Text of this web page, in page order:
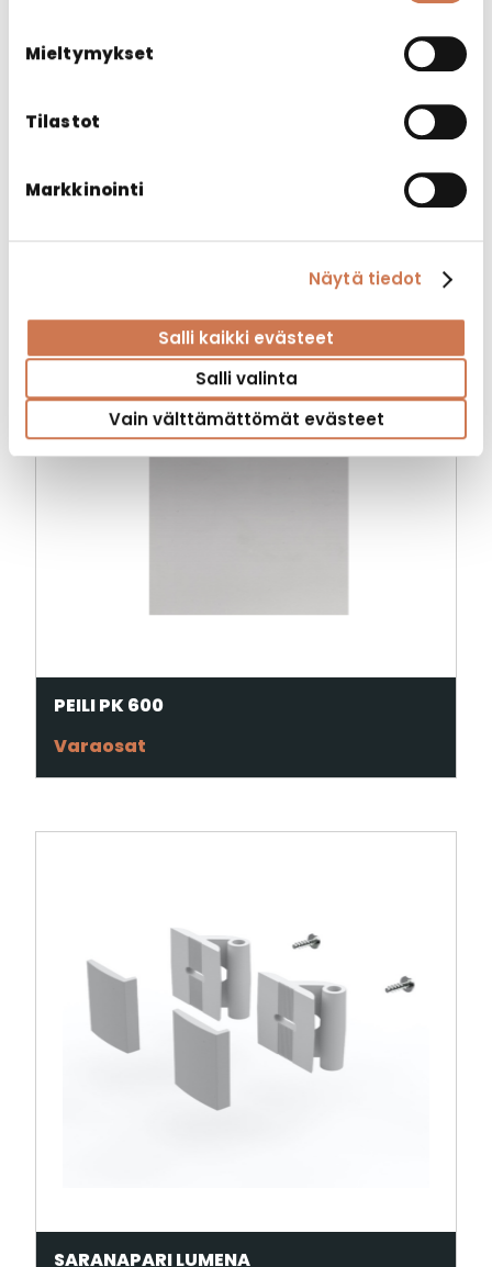
Mieltymykset
Tilastot
Markkinointi
Näytä tiedot
Salli kaikki evästeet
Salli valinta
Vain välttämättömät evästeet
Varaosat
PEILI PK 600
Varaosat
SARANAPARI LUMENA